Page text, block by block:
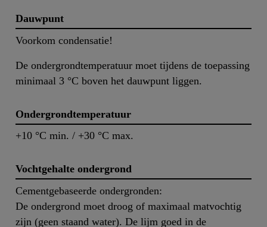
Dauwpunt
Voorkom condensatie!
De ondergrondtemperatuur moet tijdens de toepassing
minimaal 3 °C boven het dauwpunt liggen.
Ondergrondtemperatuur
+10 °C min. / +30 °C max.
Vochtgehalte ondergrond
Cementgebaseerde ondergronden:
De ondergrond moet droog of maximaal matvochtig
zijn (geen staand water). De lijm goed in de